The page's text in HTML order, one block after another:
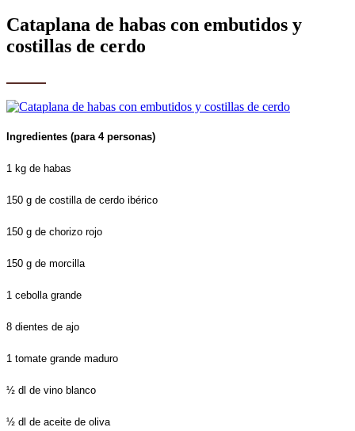
Cataplana de habas con embutidos y
costillas de cerdo
Ingredientes (para 4 personas)
1 kg de habas
150 g de costilla de cerdo ibérico
150 g de chorizo rojo
150 g de morcilla
1 cebolla grande
8 dientes de ajo
1 tomate grande maduro
½ dl de vino blanco
½ dl de aceite de oliva